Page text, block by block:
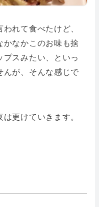
れて食べたけど、
かなかこのお味も捨
スみたい、といっ
んが、そんな感じで
更けていきます。